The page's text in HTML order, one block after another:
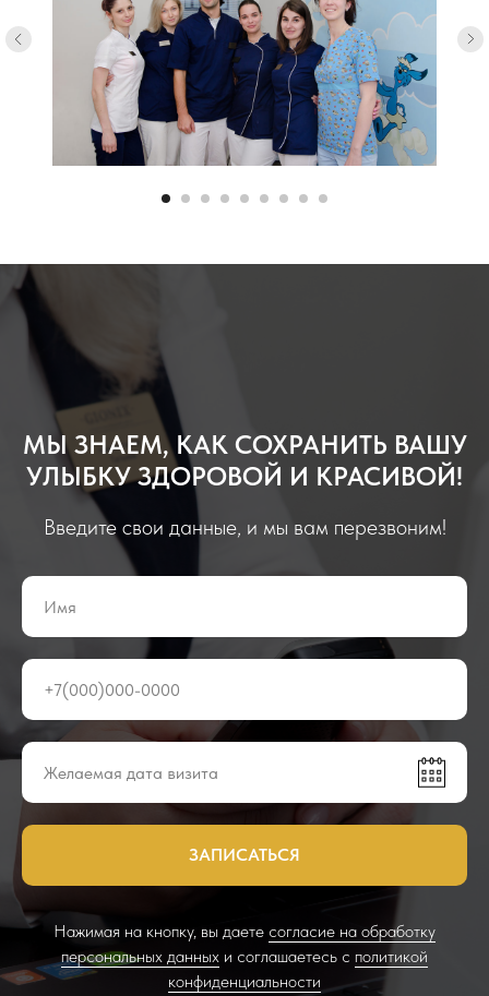
МЫ ЗНАЕМ, КАК СОХРАНИТЬ ВАШУ
УЛЫБКУ ЗДОРОВОЙ И КРАСИВОЙ!
Введите свои данные, и мы вам перезвоним!
ЗАПИСАТЬСЯ
Нажимая на кнопку, вы даете согласие на обработку
персональных данных и соглашаетесь c политикой
конфиденциальности